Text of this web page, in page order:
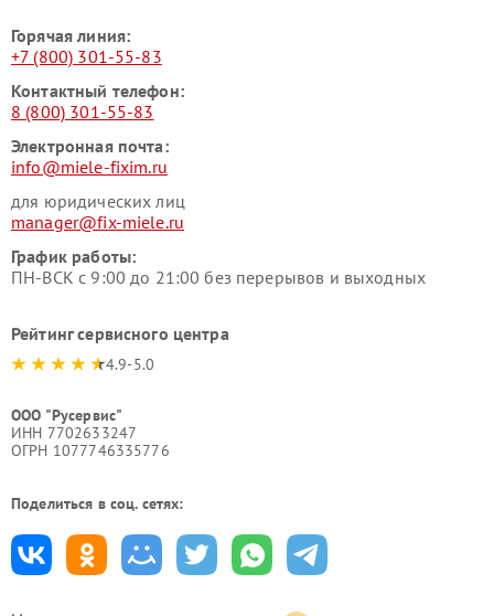
Горячая линия:
+7 (800) 301-55-83
Контактный телефон:
8 (800) 301-55-83
Электронная почта:
info@miele-fixim.ru
для юридических лиц
manager@fix-miele.ru
График работы:
ПН-ВСК с 9:00 до 21:00 без перерывов и выходных
Рейтинг сервисного центра
4.9-5.0
ООО "Русервис"
ИНН 7702633247
ОГРН 1077746335776
Поделиться в соц. сетях: